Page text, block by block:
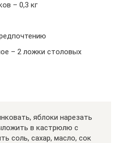
– 0,3 кг
– 2 ложки столовых
яблоки нарезать
в кастрюлю с
соль, сахар, масло, сок